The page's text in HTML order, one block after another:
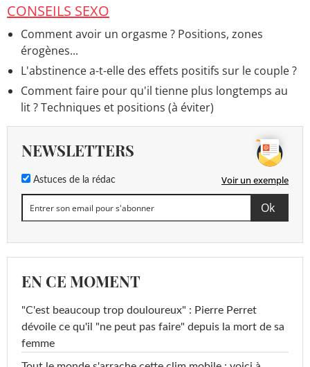
CONSEILS SEXO
Comment avoir un orgasme ? Positions, zones
érogènes...
L'abstinence a-t-elle des effets positifs sur le couple ?
Comment faire pour qu'il tienne plus longtemps au
lit ? Techniques et positions (à éviter)
NEWSLETTERS
Astuces de la rédac Voir un exemple
EN CE MOMENT
"C'est beaucoup trop douloureux" : Pierre Perret
dévoile ce qu'il "ne peut pas faire" depuis la mort de sa
femme